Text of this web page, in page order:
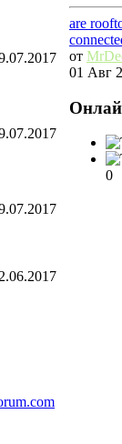
are
от
01 Авг
0